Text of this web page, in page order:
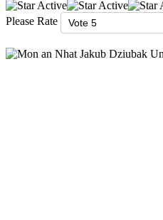
Please Rate